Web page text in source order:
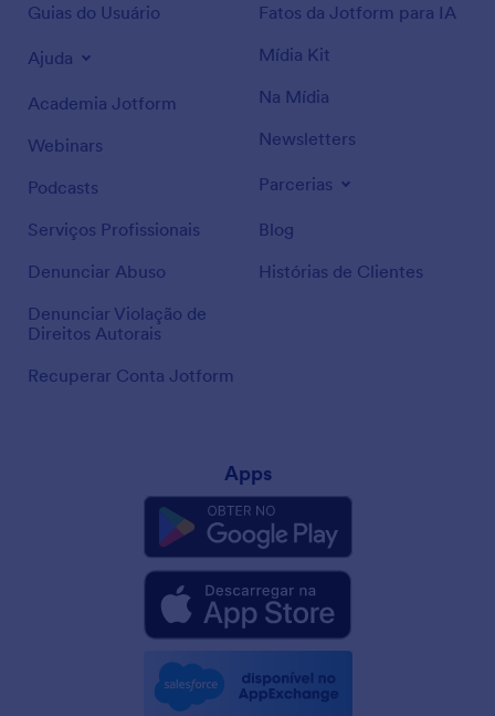
Guias do Usuário
Ajuda
Academia Jotform
Webinars
Podcasts
Serviços Profissionais
Denunciar Abuso
Denunciar Violação de
Direitos Autorais
Recuperar Conta Jotform
Fatos da Jotform para IA
Mídia Kit
Na Mídia
Newsletters
Parcerias
Blog
Histórias de Clientes
Apps